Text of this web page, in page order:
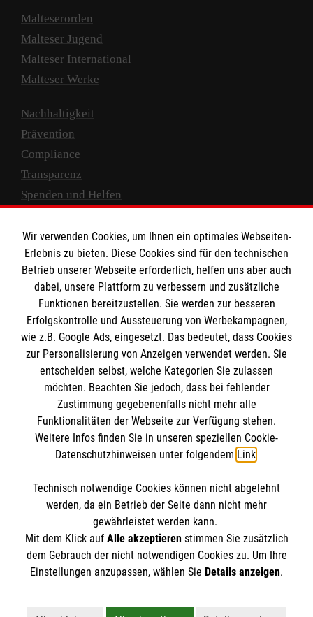
Malteserorden
Malteser Jugend
Malteser International
Malteser Werke
Nachhaltigkeit
Prävention
Compliance
Transparenz
Spenden und Helfen
Empfänger: Malteser Hilfsdienst e.V.
IBAN: DE10 3706 0120 1201 2000 12
BIC: GENODED 1PA7
Newsletter abonnieren
Cookies verwalten|AGB|Impressum|Datenschutz
Barrierefreiheit |Kontakt| Sharepoint|Mediathek
Wir verwenden Cookies, um Ihnen ein optimales Webseiten-
Erlebnis zu bieten. Diese Cookies sind für den technischen
Betrieb unserer Webseite erforderlich, helfen uns aber auch
dabei, unsere Plattform zu verbessern und zusätzliche
Funktionen bereitzustellen. Sie werden zur besseren
Erfolgskontrolle und Aussteuerung von Werbekampagnen,
wie z.B. Google Ads, eingesetzt. Das bedeutet, dass Cookies
zur Personalisierung von Anzeigen verwendet werden. Sie
entscheiden selbst, welche Kategorien Sie zulassen
möchten. Beachten Sie jedoch, dass bei fehlender
Zustimmung gegebenenfalls nicht mehr alle
Funktionalitäten der Webseite zur Verfügung stehen.
Weitere Infos finden Sie in unseren speziellen Cookie-
Datenschutzhinweisen unter folgendem Link.
Technisch notwendige Cookies können nicht abgelehnt
werden, da ein Betrieb der Seite dann nicht mehr
gewährleistet werden kann.
Mit dem Klick auf Alle akzeptierenstimmen Sie zusätzlich
dem Gebrauch der nicht notwendigen Cookies zu. Um Ihre
Einstellungen anzupassen, wählen Sie Details anzeigen.